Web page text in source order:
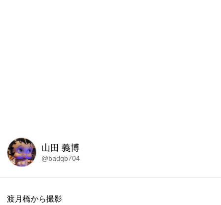
山田 義博
@badqb704
渡月橋から撮影